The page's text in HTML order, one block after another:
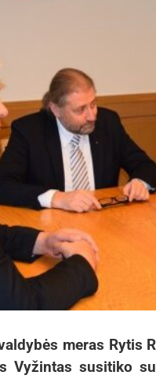
meras Rytis
Vyžintas susitiko